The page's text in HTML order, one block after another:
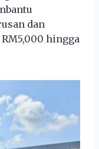
dan
hingga